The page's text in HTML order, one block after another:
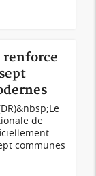
renforce
de
communes